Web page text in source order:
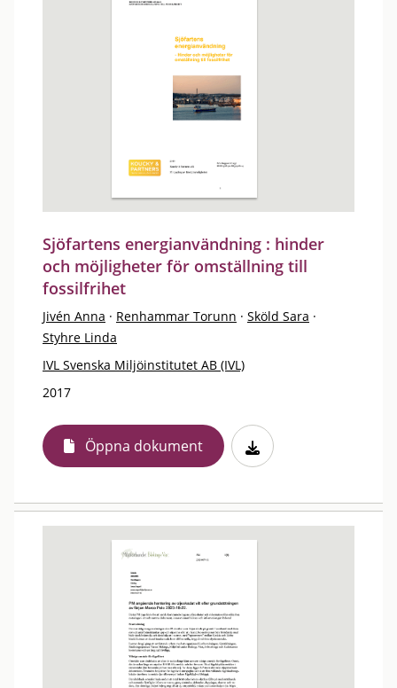
Sjöfartens energianvändning : hinder
och möjligheter för omställning till
fossilfrihet
Jivén Anna · Renhammar Torunn · Sköld Sara ·
Styhre Linda
IVL Svenska Miljöinstitutet AB (IVL)
2017
Öppna dokument